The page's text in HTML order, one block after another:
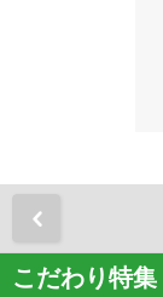
こだわり特集